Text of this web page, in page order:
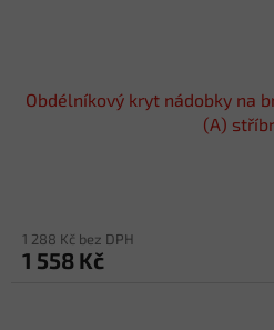
Obdélníkový kryt nádobky na
(A)
1 288 Kč bez DPH
1 558 Kč